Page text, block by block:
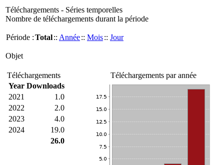
Téléchargements - Séries temporelles
Nombre de téléchargements durant la période
Période :Total:: Année:: Mois:: Jour
Objet
Téléchargements
Year Downloads
2021
1.0
2022
2.0
2023
4.0
2024
19.0
26.0
Téléchargements par année